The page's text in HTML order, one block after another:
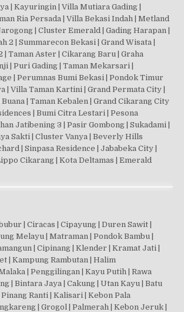
| Kayuringin | Villa Mutiara Gading |
Ria Persada | Villa Bekasi Indah | Metland
| Cluster Emerald | Gading Harapan |
2 | Summarecon Bekasi | Grand Wisata |
| Taman Aster | Cikarang Baru | Graha
| Puri Gading | Taman Mekarsari |
| Perumnas Bumi Bekasi | Pondok Timur
| Villa Taman Kartini | Grand Permata City |
| Taman Kebalen | Grand Cikarang City
| Bumi Citra Lestari | Pesona
Jatibening 3 | Pasir Gombong | Sukadami |
Sakti | Cluster Vanya | Beverly Hills
| Sinpasa Residence | Jababeka City |
Cikarang | Kota Deltamas | Emerald
| Ciracas | Cipayung | Duren Sawit |
Melayu | Matraman | Pondok Bambu |
| Cipinang | Klender | Kramat Jati |
| Kampung Rambutan | Halim
| Penggilingan | Kayu Putih | Rawa
| Bintara Jaya | Cakung | Utan Kayu | Batu
Ranti | Kalisari | Kebon Pala
| Grogol | Palmerah | Kebon Jeruk |